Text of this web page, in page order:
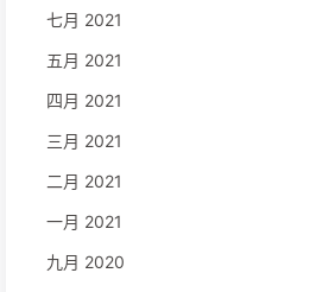
七月 2021
五月 2021
四月 2021
三月 2021
二月 2021
一月 2021
九月 2020